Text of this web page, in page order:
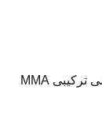
یک مدیرِ با سیاست، سرپرست هیأت هنرهای رزمی ترکیبی MMA